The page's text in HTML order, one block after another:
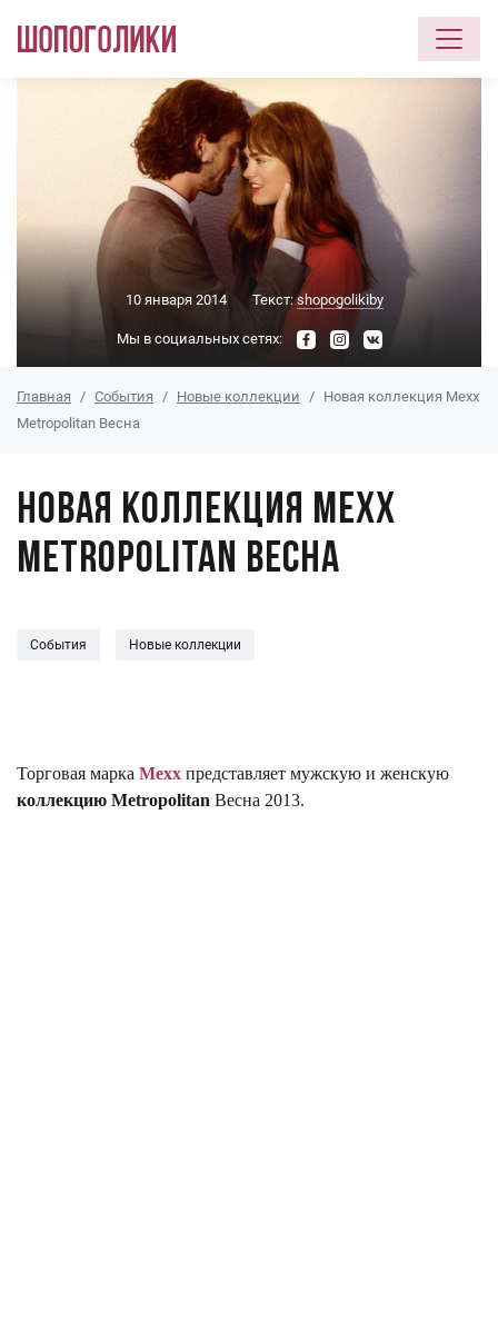
Перейти к основному содержанию
10 января 2014 Текст:shopogolikiby
Мы в социальных сетях:
Главная События Новые коллекции
Новая коллекция Mexx
Metropolitan Весна
Новая коллекция Mexx
Metropolitan Весна
События Новые коллекции
Торговая марка Mexx представляет мужскую и женскую
коллекцию Metropolitan Весна 2013.